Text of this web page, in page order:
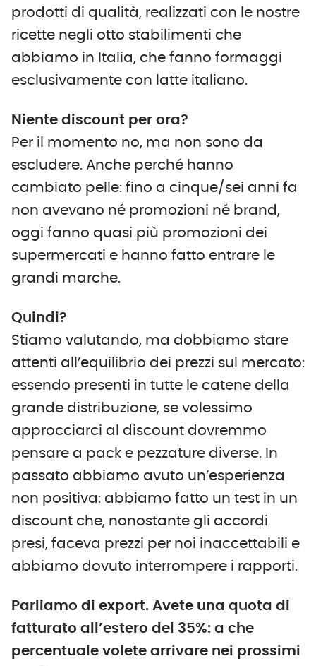
prodotti di qualità, realizzati con le nostre
ricette negli otto stabilimenti che
abbiamo in Italia, che fanno formaggi
esclusivamente con latte italiano.
Niente discount per ora?
Per il momento no, ma non sono da
escludere. Anche perché hanno
cambiato pelle: fino a cinque/sei anni fa
non avevano né promozioni né brand,
oggi fanno quasi più promozioni dei
supermercati e hanno fatto entrare le
grandi marche.
Quindi?
Stiamo valutando, ma dobbiamo stare
attenti all’equilibrio dei prezzi sul mercato:
essendo presenti in tutte le catene della
grande distribuzione, se volessimo
approcciarci al discount dovremmo
pensare a pack e pezzature diverse. In
passato abbiamo avuto un’esperienza
non positiva: abbiamo fatto un test in un
discount che, nonostante gli accordi
presi, faceva prezzi per noi inaccettabili e
abbiamo dovuto interrompere i rapporti.
Parliamo di export. Avete una quota di
fatturato all’estero del 35%: a che
percentuale volete arrivare nei prossimi